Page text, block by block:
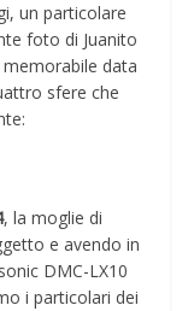
un particolare
foto di Juanito
data
sfere che
, la moglie di
e avendo in
DMC-LX10
i particolari dei